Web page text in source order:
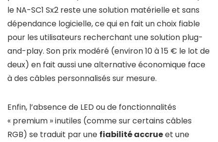
le NA-SC1 Sx2 reste une solution matérielle et sans
dépendance logicielle, ce qui en fait un choix fiable
pour les utilisateurs recherchant une solution plug-
and-play. Son prix modéré (environ 10 à 15 € le lot de
deux) en fait aussi une alternative économique face
à des câbles personnalisés sur mesure.
Enfin, l’absence de LED ou de fonctionnalités
« premium » inutiles (comme sur certains câbles
RGB) se traduit par une fiabilité accrueet une